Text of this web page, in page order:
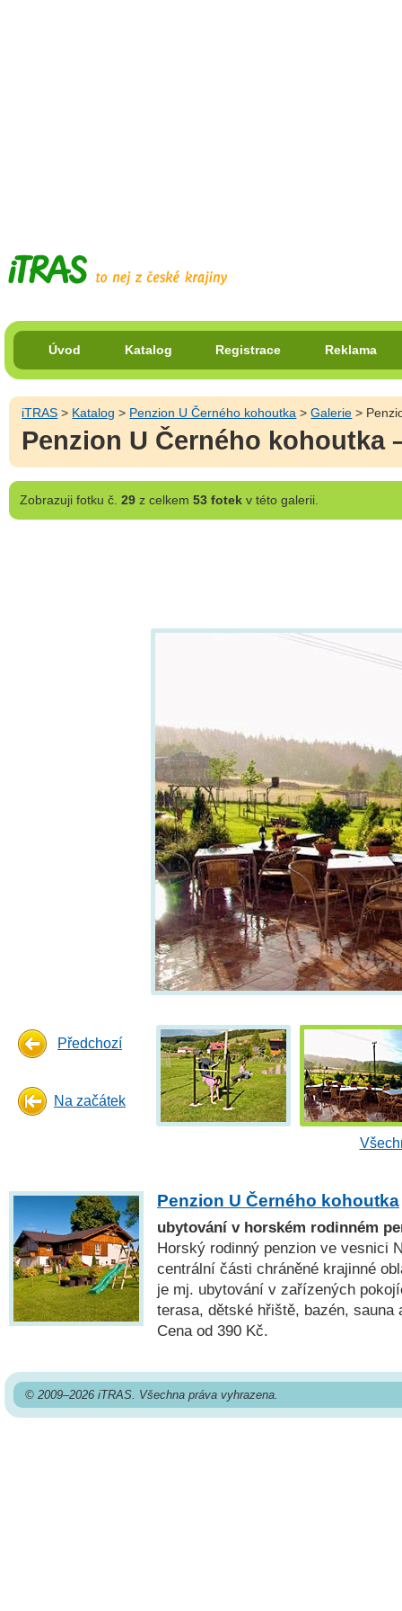
Úvod Katalog Registrace Reklama
iTRAS > Katalog > Penzion U Černého kohoutka >Galerie >
Penzion U Černého kohoutka
Zobrazujifotku č. 29z celkem 53 fotekv této galerii.
Předchozí
Na začátek
Penzion U Černého kohoutka
ubytování v horském rodinném
Horský rodinný penzion ve vesnici
centrální části chráněné krajinné
je mj. ubytování v zařízených
terasa, dětské hřiště, bazén, sauna
Cena od 390 Kč.
© 2009–2026 iTRAS. Všechna práva vyhrazena.